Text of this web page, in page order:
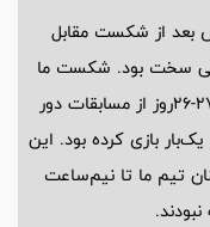
بعد از شکست مقابل
سخت بود. شکست ما
به استقلال هم دلیل داشت؛ ما نزدیک به 27-26روز از مسابقات دور
برخلاف استقلال که هر 5روز یک‌بار بازی کرده بود. این
تیم ما تا نیم‌ساعت